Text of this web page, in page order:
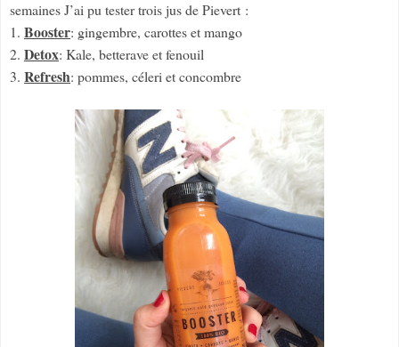
semaines J’ai pu tester trois jus de Pievert :
1. Booster: gingembre, carottes et mango
2. Detox: Kale, betterave et fenouil
3. Refresh: pommes, céleri et concombre